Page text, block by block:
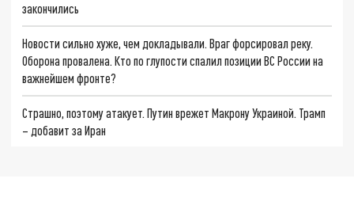
закончились
Новости сильно хуже, чем докладывали. Враг форсировал реку.
Оборона провалена. Кто по глупости спалил позиции ВС России на
важнейшем фронте?
Страшно, поэтому атакует. Путин врежет Макрону Украиной. Трамп
– добавит за Иран